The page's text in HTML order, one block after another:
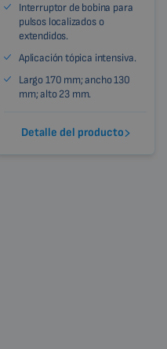
Interruptor de bobina para
pulsos localizados o
extendidos.
Aplicación tópica intensiva.
Largo 170 mm; ancho 130
mm; alto 23 mm.
Detalle del producto